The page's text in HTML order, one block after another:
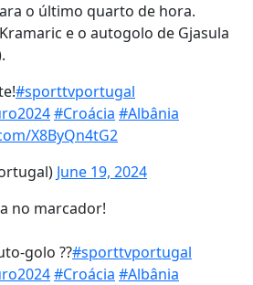
o último quarto de hora.
e o autogolo de Gjasula
#sporttvportugal
#Croácia #Albânia
X8ByQn4tG2
June 19, 2024
no marcador!
golo ??#sporttvportugal
#Croácia #Albânia